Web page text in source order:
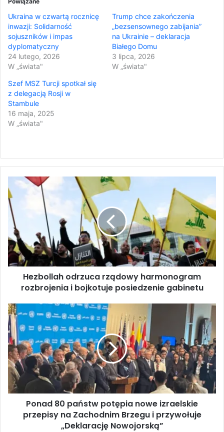
Ukraina w czwartą rocznicę
inwazji: Solidarność
sojuszników i impas
dyplomatyczny
24 lutego, 2026
W „świata"
Trump chce zakończenia
„bezsensownego zabijania”
na Ukrainie – deklaracja
Białego Domu
3 lipca, 2026
W „świata"
Szef MSZ Turcji spotkał się
z delegacją Rosji w
Stambule
16 maja, 2025
W „świata"
e
z
b
l
a
h
z
u
c
a
z
ą
o
Hezbollah odrzuca rządowy harmonogram
rozbrojenia i bojkotuje posiedzenie gabinetu
P
o
n
a
d
8
0
a
Ponad 80 państw potępia nowe izraelskie
przepisy na Zachodnim Brzegu i przywołuje
„Deklarację Nowojorską”